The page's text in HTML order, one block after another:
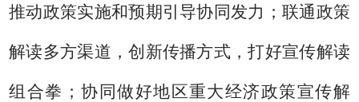
推动政策实施和预期引导协同发力；联通政策
解读多方渠道，创新传播方式，打好宣传解读
组合拳；协同做好地区重大经济政策宣传解